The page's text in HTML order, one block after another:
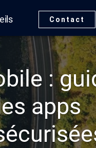
Contact
:
apps